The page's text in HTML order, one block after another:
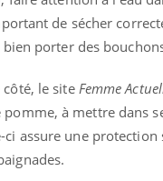
de sécher
porter des
le siteFemme
à mettre dans
assure une